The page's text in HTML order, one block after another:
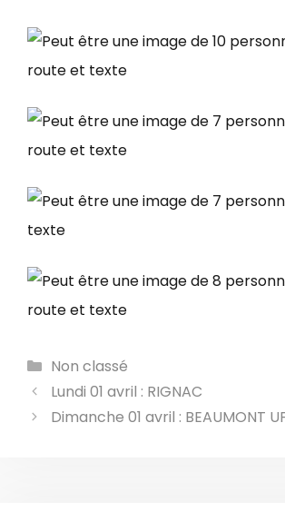
Catégories
Non classé
Lundi 01 avril : RIGNAC
Dimanche 01 avril : BEAUMONT